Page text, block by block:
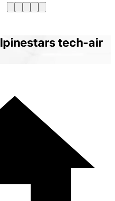
tech-air